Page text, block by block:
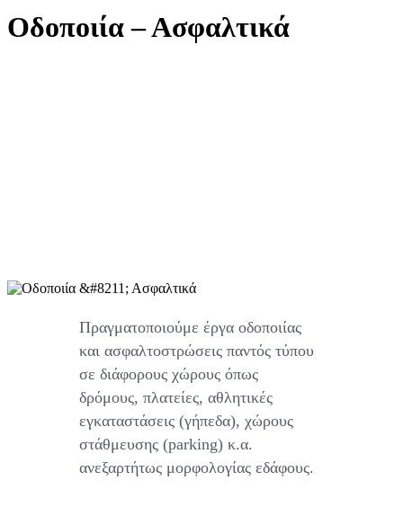
Οδοποιία – Ασφαλτικά
Πραγματοποιούμε έργα οδοποιίας
και ασφαλτοστρώσεις παντός τύπου
σε διάφορους χώρους όπως
δρόμους, πλατείες, αθλητικές
εγκαταστάσεις (γήπεδα), χώρους
στάθμευσης (parking) κ.α.
ανεξαρτήτως μορφολογίας εδάφους.